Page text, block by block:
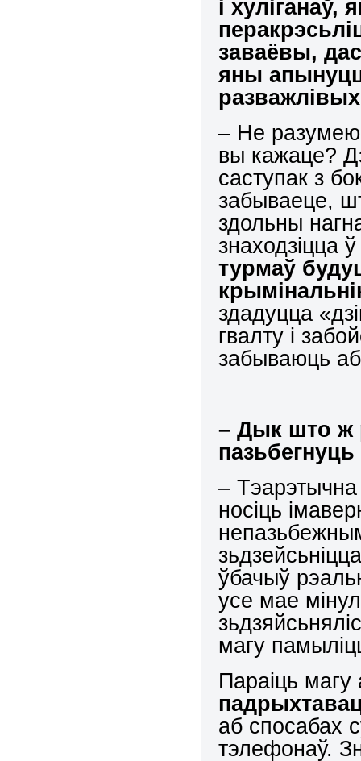
і
заваёвы,
яны
– Не
вы кажаце?
саступак з
забываеце,
здольны
знаходзіцца
турмаў
здадуцца
гвалту і
забываюць
– Дык што ж
пазьбегнуць
–
носіць
ўбачыў
усе мае
магу
Параіць
аб спосабах
тэлефонаў.